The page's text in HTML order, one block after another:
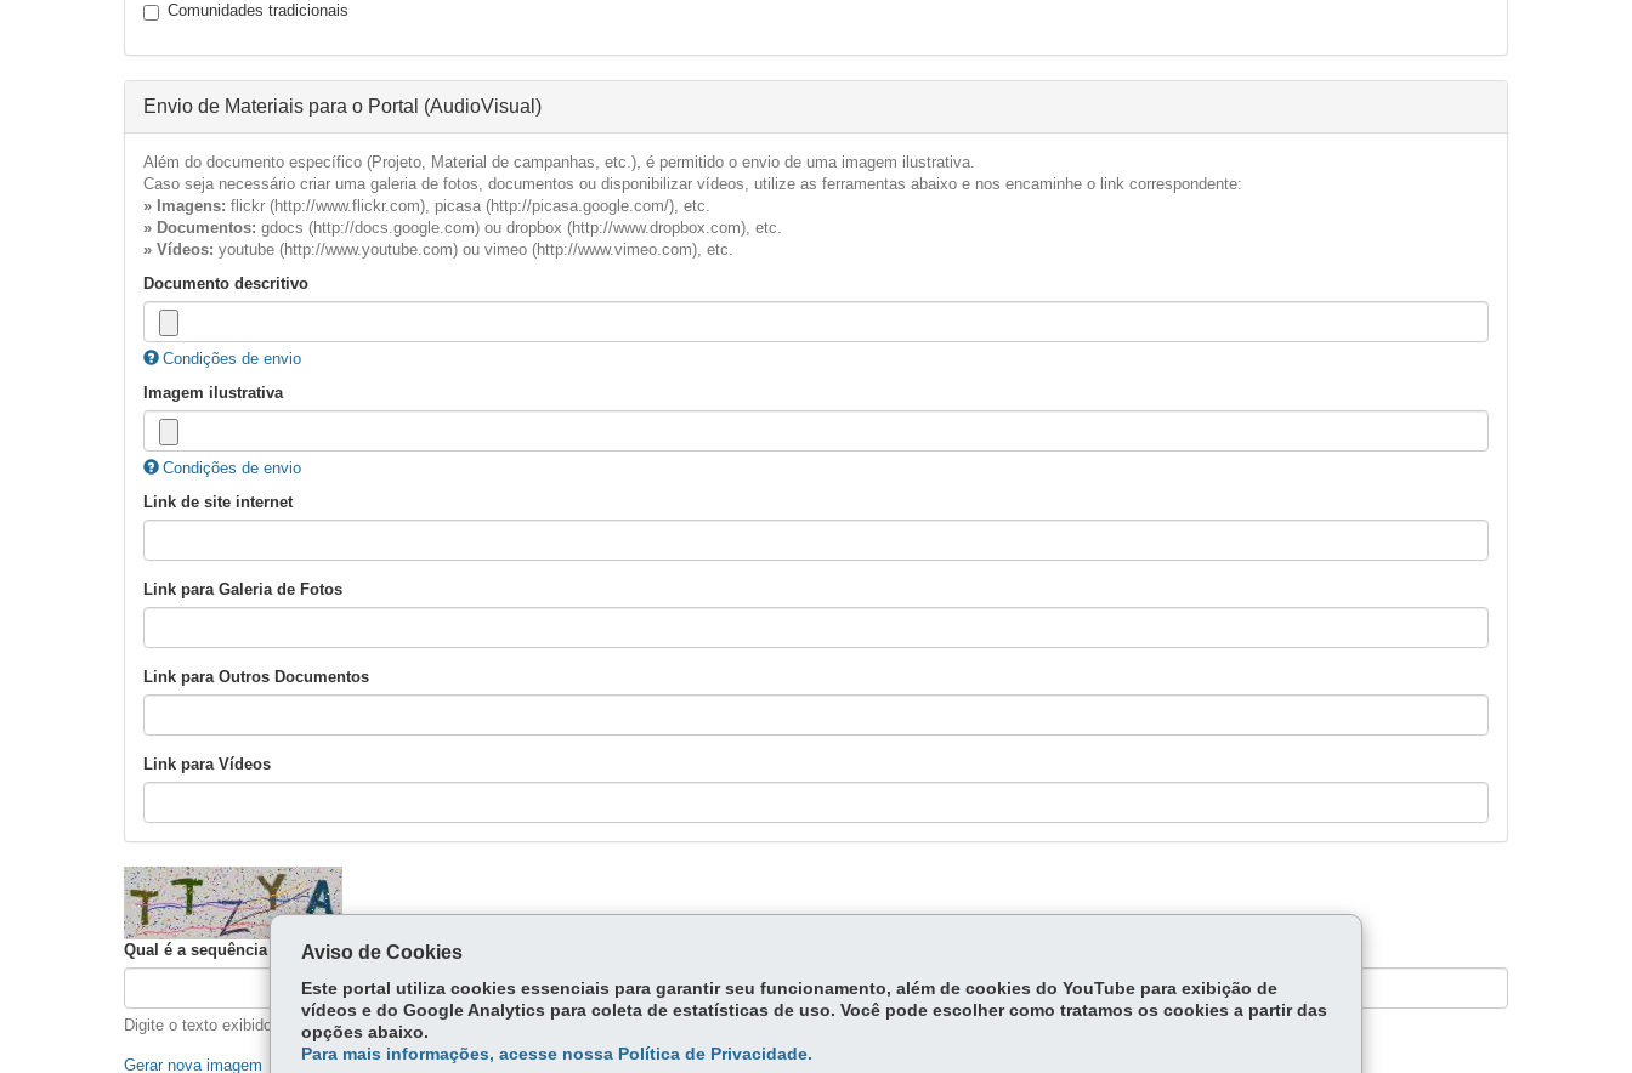
Comunidades tradicionais
Envio de Materiais para o Portal (AudioVisual)
Além do documento específico (Projeto, Material de campanhas, etc.), é permitido o envio de uma imagem ilustrativa.
Caso seja necessário criar uma galeria de fotos, documentos ou disponibilizar vídeos, utilize as ferramentas abaixo e nos encaminhe o link correspondente:
» Imagens: flickr (http://www.flickr.com), picasa (http://picasa.google.com/), etc.
» Documentos: gdocs (http://docs.google.com) ou dropbox (http://www.dropbox.com), etc.
» Vídeos: youtube (http://www.youtube.com) ou vimeo (http://www.vimeo.com), etc.
Documento descritivo
Condições de envio
Imagem ilustrativa
Condições de envio
Link de site internet
Link para Galeria de Fotos
Link para Outros Documentos
Link para Vídeos
Qual é a sequência na imagem?
Digite o texto exibido na imagem.
Gerar nova imagem
Aviso de Cookies
Este portal utiliza cookies essenciais para garantir seu funcionamento, além de cookies do YouTube para exibição de
vídeos e do Google Analytics para coleta de estatísticas de uso. Você pode escolher como tratamos os cookies a partir das
opções abaixo.
Para mais informações, acesse nossa Política de Privacidade.